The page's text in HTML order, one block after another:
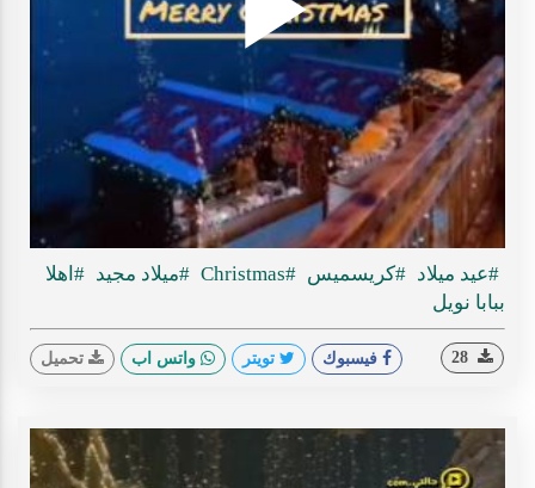
Play
#عيد ميلاد #كريسميس #Christmas #ميلاد مجيد #اهلا
ببابا نويل
فيسبوك تويتر واتس اب تحميل